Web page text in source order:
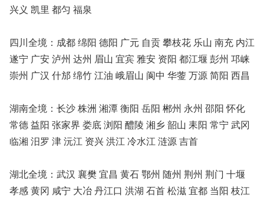
兴义 凯里 都匀 福泉
四川全境：成都 绵阳 德阳 广元 自贡 攀枝花 乐山 南充 内江
遂宁 广安 泸州 达州 眉山 宜宾 雅安 资阳 都江堰 彭州 邛崃
崇州 广汉 什邡 绵竹 江油 峨眉山 阆中 华蓥 万源 简阳 西昌
湖南全境：长沙 株洲 湘潭 衡阳 岳阳 郴州 永州 邵阳 怀化
常德 益阳 张家界 娄底 浏阳 醴陵 湘乡 韶山 耒阳 常宁 武冈
临湘 汨罗 津 沅江 资兴 洪江 冷水江 涟源 吉首
湖北全境：武汉 襄樊 宜昌 黄石 鄂州 随州 荆州 荆门 十堰
孝感 黄冈 咸宁 大冶 丹江口 洪湖 石首 松滋 宜都 当阳 枝江